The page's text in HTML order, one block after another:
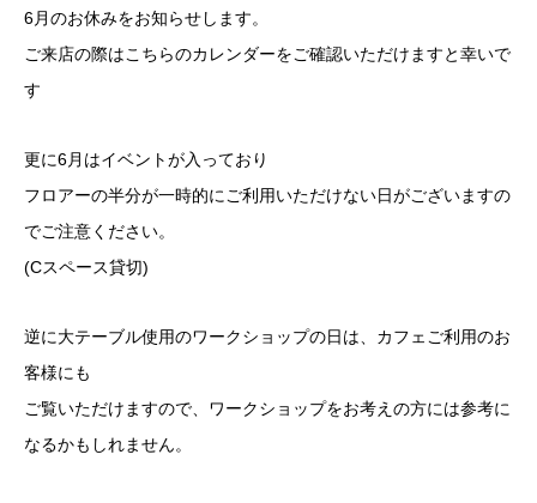
6月のお休みをお知らせします。
ご来店の際はこちらのカレンダーをご確認いただけますと幸いで
す
更に6月はイベントが入っており
フロアーの半分が一時的にご利用いただけない日がございますの
でご注意ください。
(Cスペース貸切)
逆に大テーブル使用のワークショップの日は、カフェご利用のお
客様にも
ご覧いただけますので、ワークショップをお考えの方には参考に
なるかもしれません。